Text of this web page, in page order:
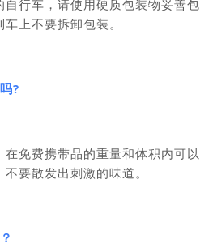
行车，请使用硬质包装物妥善包
上不要拆卸包装。
?
免费携带品的重量和体积内可以
要散发出刺激的味道。